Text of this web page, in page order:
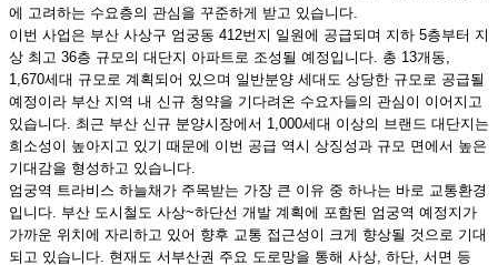
에 고려하는 수요층의 관심을 꾸준하게 받고 있습니다.
이번 사업은 부산 사상구 엄궁동 412번지 일원에 공급되며 지하 5층부터 지
상 최고 36층 규모의 대단지 아파트로 조성될 예정입니다. 총 13개동,
1,670세대 규모로 계획되어 있으며 일반분양 세대도 상당한 규모로 공급될
예정이라 부산 지역 내 신규 청약을 기다려온 수요자들의 관심이 이어지고
있습니다. 최근 부산 신규 분양시장에서 1,000세대 이상의 브랜드 대단지는
희소성이 높아지고 있기 때문에 이번 공급 역시 상징성과 규모 면에서 높은
기대감을 형성하고 있습니다.
엄궁역 트라비스 하늘채가 주목받는 가장 큰 이유 중 하나는 바로 교통환경
입니다. 부산 도시철도 사상~하단선 개발 계획에 포함된 엄궁역 예정지가
가까운 위치에 자리하고 있어 향후 교통 접근성이 크게 향상될 것으로 기대
되고 있습니다. 현재도 서부산권 주요 도로망을 통해 사상, 하단, 서면 등